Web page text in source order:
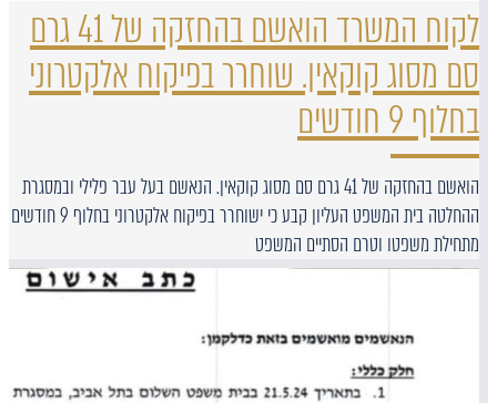
לקוח המשרד הואשם בהחזקה של 41 גרם
סם מסוג קוקאין. שוחרר בפיקוח אלקטרוני
בחלוף 9 חודשים
הואשם בהחזקה של 41 גרם סם מסוג קוקאין. הנאשם בעל עבר פלילי ובמסגרת
ההחלטה בית המשפט העליון קבע כי ישוחרר בפיקוח אלקטרוני בחלוף 9 חודשים
מתחילת משפטו וטרם הסתיים המשפט